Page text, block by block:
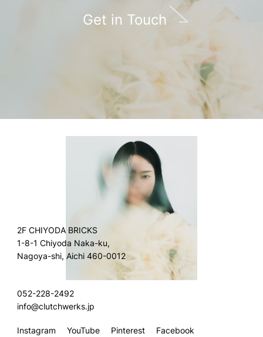
Get in Touch
2F CHIYODA BRICKS
1-8-1 Chiyoda Naka-ku,
Nagoya-shi, Aichi 460-0012
052-228-2492
info@clutchwerks.jp
Instagram
YouTube Pinterest Facebook